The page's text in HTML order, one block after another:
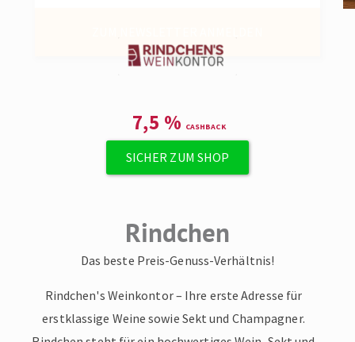
7,5 %
SICHER ZUM SHOP
Rindchen
Das beste Preis-Genuss-Verhältnis!
Rindchen's Weinkontor – Ihre erste Adresse für
erstklassige Weine sowie Sekt und Champagner.